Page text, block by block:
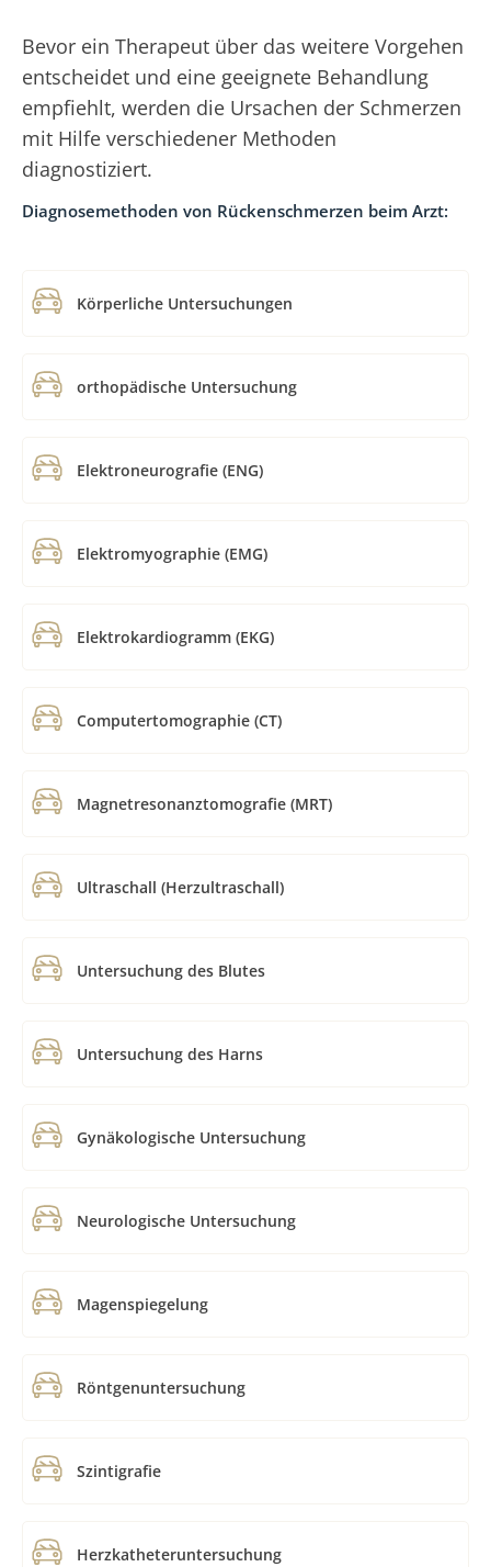
Bevor ein Therapeut über das weitere Vorgehen
entscheidet und eine geeignete Behandlung
empfiehlt, werden die Ursachen der Schmerzen
mit Hilfe verschiedener Methoden
diagnostiziert.
Diagnosemethoden von Rückenschmerzen beim Arzt:
Körperliche Untersuchungen
orthopädische Untersuchung
Elektroneurografie (ENG)
Elektromyographie (EMG)
Elektrokardiogramm (EKG)
Computertomographie (CT)
Magnetresonanztomografie (MRT)
Ultraschall (Herzultraschall)
Untersuchung des Blutes
Untersuchung des Harns
Gynäkologische Untersuchung
Neurologische Untersuchung
Magenspiegelung
Röntgenuntersuchung
Szintigrafie
Herzkatheteruntersuchung